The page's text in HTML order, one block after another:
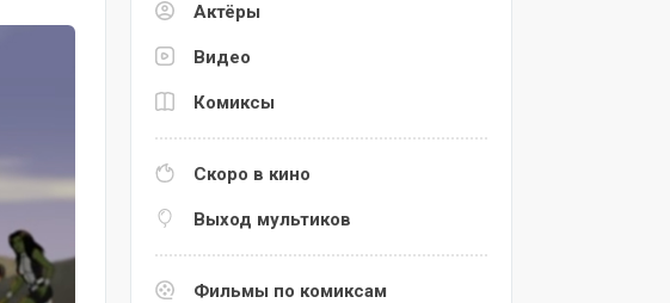
Актёры
Видео
Комиксы
Скоро в кино
Выход мультиков
Фильмы по комиксам